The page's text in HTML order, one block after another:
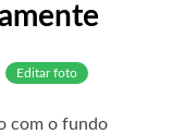
Editar foto
com o fundo